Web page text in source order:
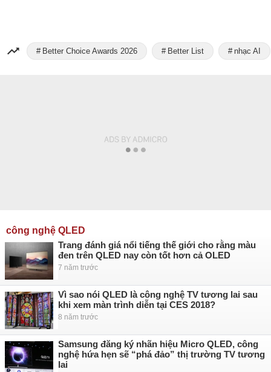
Better Choice Awards 2026 Better List nhạc AI
công nghệ QLED
Trang đánh giá nổi tiếng thế giới cho rằng màu
đen trên QLED nay còn tốt hơn cả OLED
7 năm trước
Vì sao nói QLED là công nghệ TV tương lai sau
khi xem màn trình diễn tại CES 2018?
8 năm trước
Samsung đăng ký nhãn hiệu Micro QLED, công
nghệ hứa hẹn sẽ “phá đảo” thị trường TV tương
lai